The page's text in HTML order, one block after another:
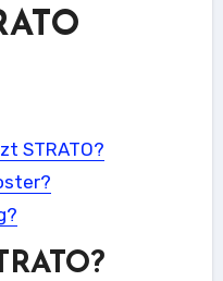
STRATO?